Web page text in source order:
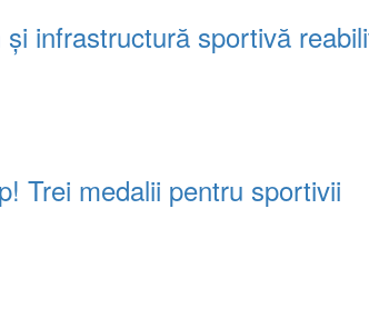
infrastructură sportivă
Trei medalii pentru sportivii